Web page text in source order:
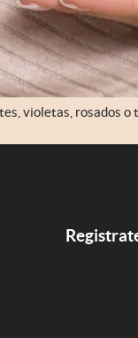
violetas, rosados